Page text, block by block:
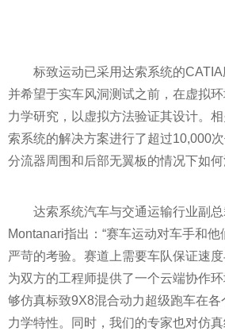
标致运动已采用达索系统的CATIA
并希望于实车风洞测试之前，在虚拟
力学研究，以虚拟方法验证其设计。
索系统的解决方案进行了超过10,000
分流器周围和后部无翼板的情况下如何
达索系统汽车与交通运输行业副
Montanari指出：“赛车运动对车手和
严苛的考验。赛道上需要车队保证速
为双方的工程师提供了一个云端协作
够仿真标致9X8混合动力超级跑车在
力学特性。同时，我们的专家也对仿